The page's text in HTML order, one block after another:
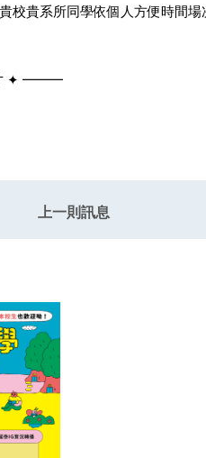
校貴系所同學依個人方便時間
✦ ━━━
上一則訊息